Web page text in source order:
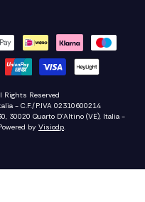
Rights Reserved
- C.F./P.IVA 02310600214
30020 Quarto D'Altino (VE), Italia -
by Visiodp.